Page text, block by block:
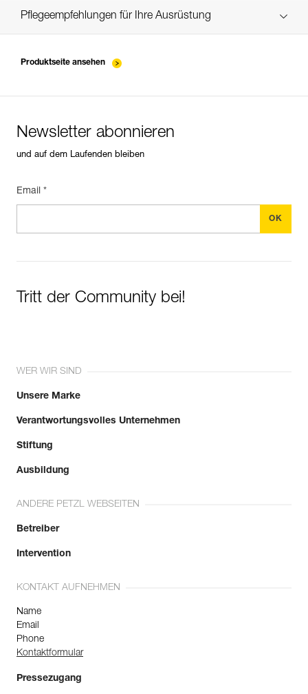
verif-EPI-poulies_bloqueurs-suivi_DE
Pflegeempfehlungen für Ihre Ausrüstung
Produktseite ansehen
Newsletter abonnieren
und auf dem Laufenden bleiben
Email *
Tritt der Community bei!
WER WIR SIND
Unsere Marke
Verantwortungsvolles Unternehmen
Stiftung
Ausbildung
ANDERE PETZL WEBSEITEN
Betreiber
Intervention
KONTAKT AUFNEHMEN
Name
Email
Phone
Kontaktformular
Pressezugang